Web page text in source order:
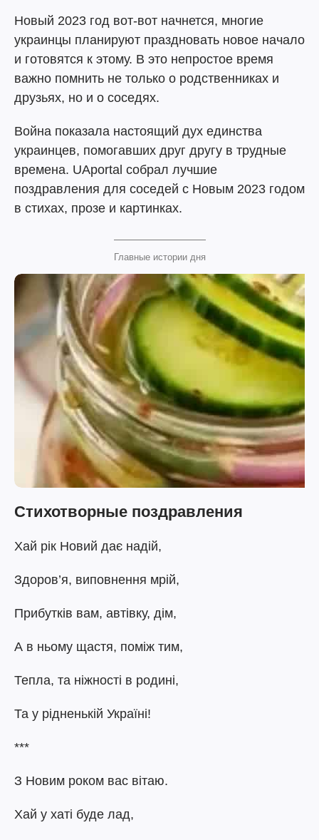
Новый 2023 год вот-вот начнется, многие
украинцы планируют праздновать новое начало
и готовятся к этому. В это непростое время
важно помнить не только о родственниках и
друзьях, но и о соседях.
Война показала настоящий дух единства
украинцев, помогавших друг другу в трудные
времена. UAportal собрал лучшие
поздравления для соседей с Новым 2023 годом
в стихах, прозе и картинках.
Главные истории дня
Стихотворные поздравления
Хай рік Новий дає надій,
Здоров’я, виповнення мрій,
Прибутків вам, автівку, дім,
А в ньому щастя, поміж тим,
Тепла, та ніжності в родині,
Та у рідненькій Україні!
***
З Новим роком вас вітаю.
Хай у хаті буде лад,